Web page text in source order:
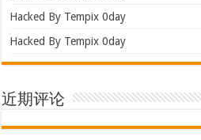
Hacked By Tempix 0day
Hacked By Tempix 0day
近期评论